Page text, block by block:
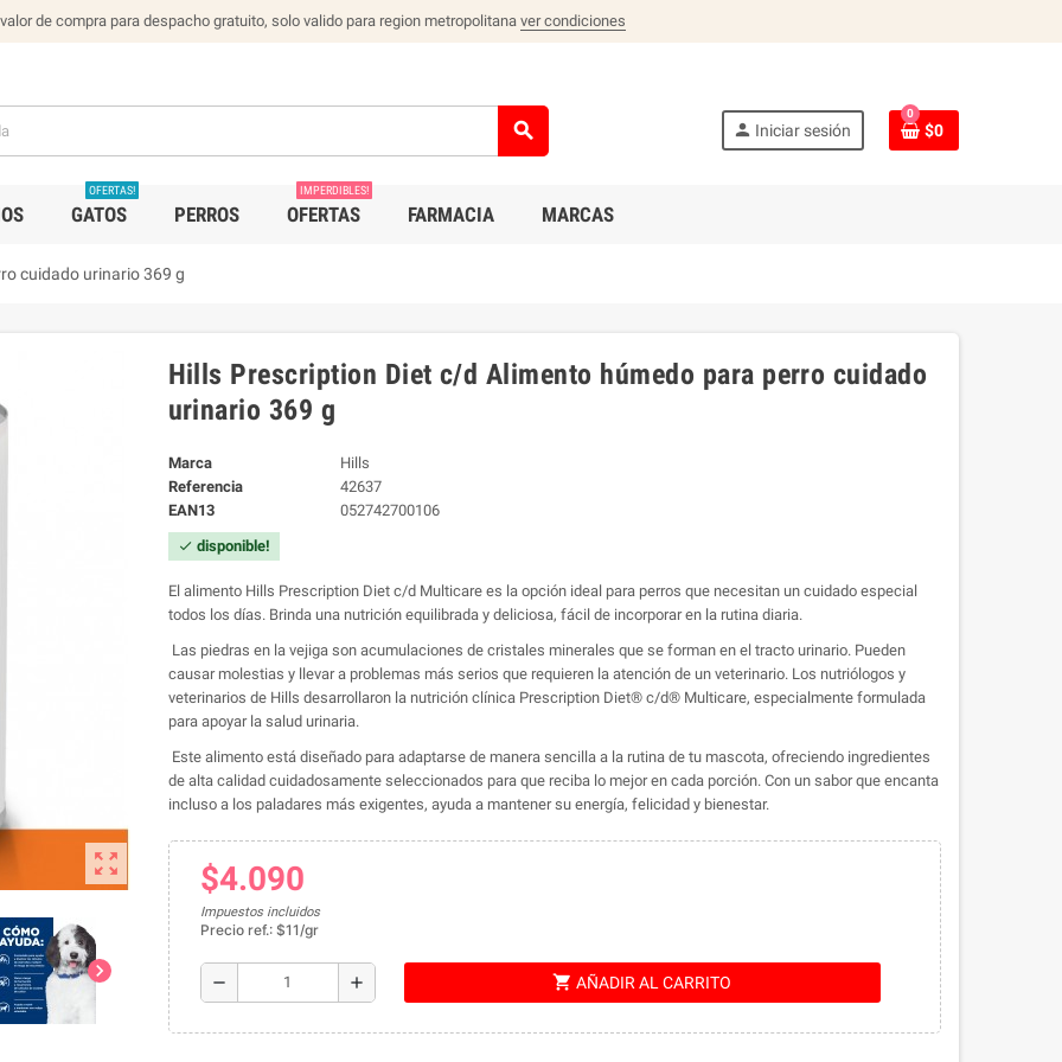
de compra para despacho gratuito, solo valido para region metropolitana ver condiciones
search person Iniciar sesión
0
$0
GATOS
OFERTAS!
PERROS OFERTAS
IMPERDIBLES!
FARMACIA MARCAS
cuidado urinario 369 g
zoom_out_map
chevron_right
Hills Prescription Diet c/d Alimento húmedo para perro cuidado
urinario 369 g
Marca
Hills
Referencia
42637
EAN13
052742700106
check disponible!
El alimento Hills Prescription Diet c/d Multicare es la opción ideal para perros que necesitan un cuidado especial
todos los días. Brinda una nutrición equilibrada y deliciosa, fácil de incorporar en la rutina diaria.
Las piedras en la vejiga son acumulaciones de cristales minerales que se forman en el tracto urinario. Pueden
causar molestias y llevar a problemas más serios que requieren la atención de un veterinario. Los nutriólogos y
veterinarios de Hills desarrollaron la nutrición clínica Prescription Diet® c/d® Multicare, especialmente formulada
para apoyar la salud urinaria.
Este alimento está diseñado para adaptarse de manera sencilla a la rutina de tu mascota, ofreciendo ingredientes
de alta calidad cuidadosamente seleccionados para que reciba lo mejor en cada porción. Con un sabor que encanta
incluso a los paladares más exigentes, ayuda a mantener su energía, felicidad y bienestar.
$4.090
Impuestos incluidos
Precio ref.: $11/gr
remove add shopping_cart AÑADIR AL CARRITO